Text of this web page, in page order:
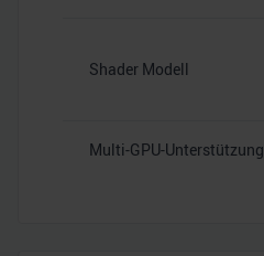
Shader Modell
Multi-GPU-Unterstützung